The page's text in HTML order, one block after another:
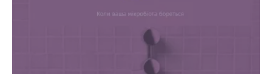
Залишайся з нами !
Приєднуйтесь до спільноти Microbiota та